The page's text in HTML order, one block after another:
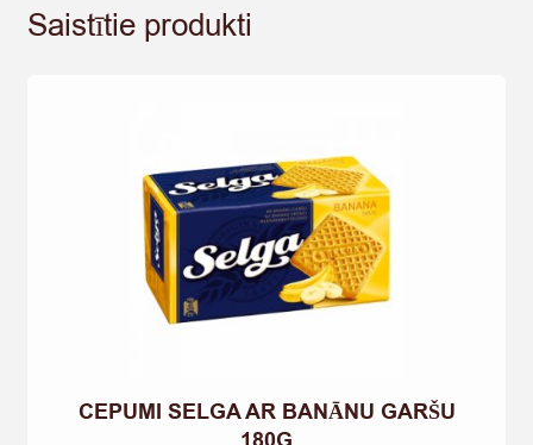
Saistītie produkti
CEPUMI SELGA AR BANĀNU GARŠU